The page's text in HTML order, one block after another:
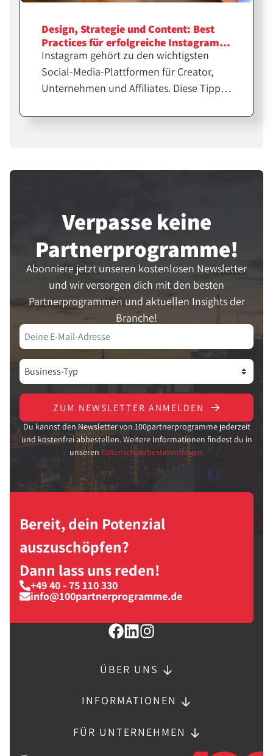
Design, Strategie und Content: Best
Practices für erfolgreiche Instagram-
Feeds
Instagram gehört zu den wichtigsten
Social-Media-Plattformen für Creator,
Unternehmen und Affiliates. Diese Tipps
professioneller Feeds für eine größere
Verpasse keine
Partner­programme!
Abonniere jetzt unseren kostenlosen Newsletter
und wir versorgen dich mit den besten
Partnerprogrammen und aktuellen Insights der
Branche!
ZUM NEWSLETTER ANMELDEN
Du kannst den Newsletter von 100partnerprogramme jederzeit
und kostenfrei abbestellen. Weitere Informationen findest du in
unseren Datenschutzbestimmungen.
Bereit, dein Potenzial
auszuschöpfen?
Dann lass uns reden!
+49 40 - 75 110 330
info@100partnerprogramme.de
ÜBER UNS
INFORMATIONEN
FÜR UNTERNEHMEN